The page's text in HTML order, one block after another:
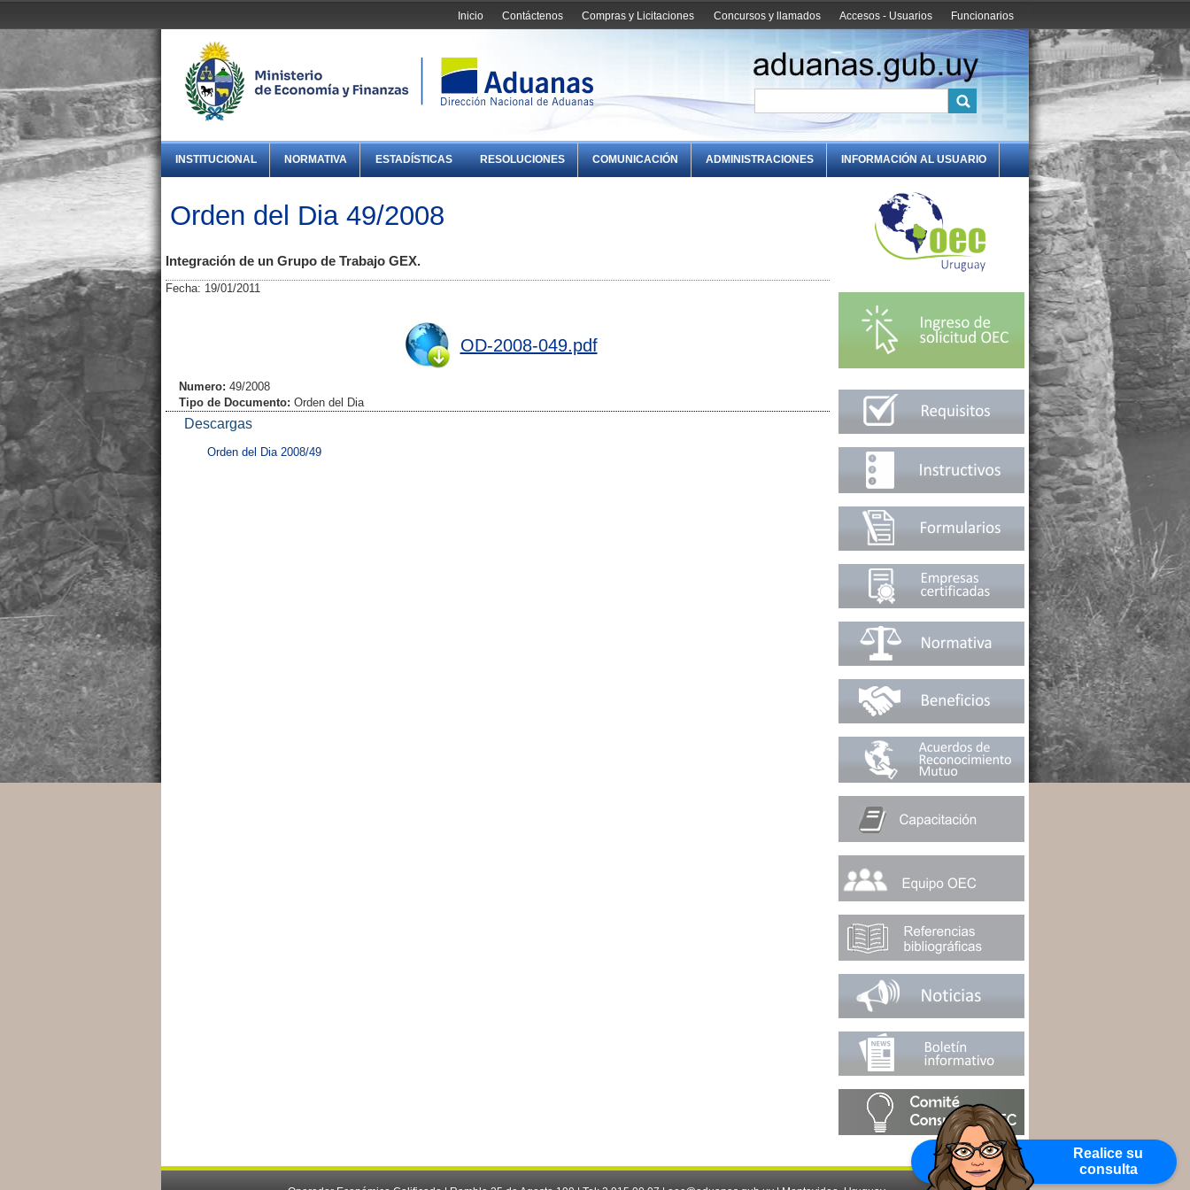
Funcionarios
Accesos - Usuarios
Concursos y llamados
Compras y Licitaciones
Contáctenos
Inicio
Realice su
consulta
INSTITUCIONAL NORMATIVA ESTADÍSTICAS RESOLUCIONES COMUNICACIÓN ADMINISTRACIONES INFORMACIÓN AL USUARIO
Orden del Dia 49/2008
Integración de un Grupo de Trabajo GEX.
Fecha: 19/01/2011
OD-2008-049.pdf
Numero: 49/2008
Tipo de Documento: Orden del Dia
Descargas
Orden del Dia 2008/49